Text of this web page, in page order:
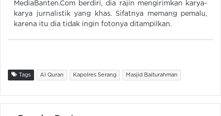
MediaBanten.Com berdiri, dia rajin mengirimkan karya-
karya jurnalistik yang khas. Sifatnya memang pemalu,
karena itu dia tidak ingin fotonya ditampilkan.
Tags Al Quran Kapolres Serang Masjid Baiturahman